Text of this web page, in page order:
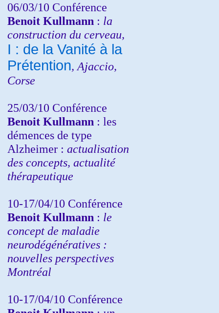
06/03/10 Conférence
Benoit Kullmann : la
construction du cerveau,
I : de la Vanité à la
Prétention, Ajaccio,
Corse
25/03/10 Conférence
Benoit Kullmann : les
démences de type
Alzheimer : actualisation
des concepts, actualité
thérapeutique
10-17/04/10 Conférence
Benoit Kullmann : le
concept de maladie
neurodégénératives :
nouvelles perspectives
Montréal
10-17/04/10 Conférence